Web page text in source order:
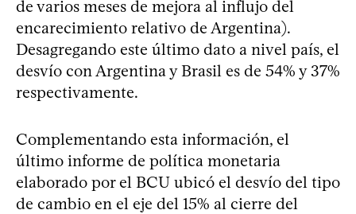
de varios meses de mejora al influjo del
encarecimiento relativo de Argentina).
Desagregando este último dato a nivel país, el
desvío con Argentina y Brasil es de 54% y 37%
respectivamente.
Complementando esta información, el
último informe de política monetaria
elaborado por el BCU ubicó el desvío del tipo
de cambio en el eje del 15% al cierre del